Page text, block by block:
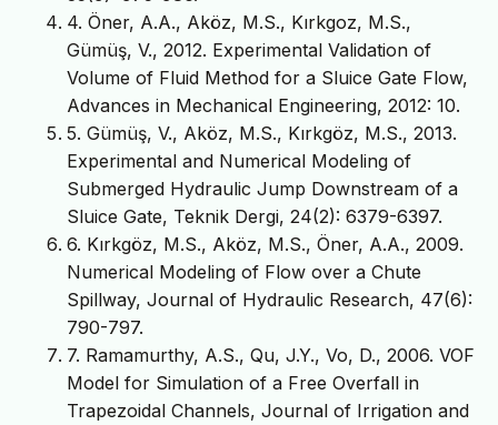
4. Öner, A.A., Aköz, M.S., Kırkgoz, M.S.,
Gümüş, V., 2012. Experimental Validation of
Volume of Fluid Method for a Sluice Gate Flow,
Advances in Mechanical Engineering, 2012: 10.
5. Gümüş, V., Aköz, M.S., Kırkgöz, M.S., 2013.
Experimental and Numerical Modeling of
Submerged Hydraulic Jump Downstream of a
Sluice Gate, Teknik Dergi, 24(2): 6379-6397.
6. Kırkgöz, M.S., Aköz, M.S., Öner, A.A., 2009.
Numerical Modeling of Flow over a Chute
Spillway, Journal of Hydraulic Research, 47(6):
790-797.
7. Ramamurthy, A.S., Qu, J.Y., Vo, D., 2006. VOF
Model for Simulation of a Free Overfall in
Trapezoidal Channels, Journal of Irrigation and